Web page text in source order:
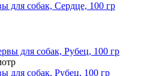
для собак, Сердце, 100 гр
для собак, Рубец, 100 гр